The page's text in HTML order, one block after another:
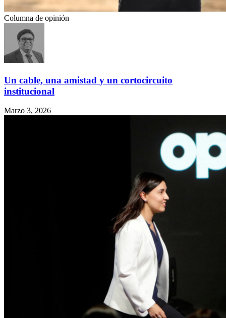
Columna de opinión
Un cable, una amistad y un cortocircuito
institucional
Marzo 3, 2026